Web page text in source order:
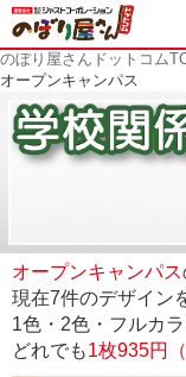
の
ぼ
り
屋
さ
ん
コ
ム
のぼり屋さんドットコム
オープンキャンパス
オープンキャンパス
現在7件のデザイン
1色・2色・フルカ
どれでも1枚935円